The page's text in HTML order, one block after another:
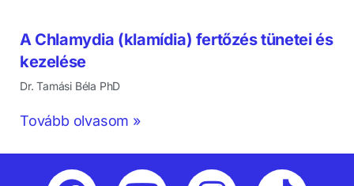
A Chlamydia (klamídia) fertőzés tünetei és
kezelése
Dr. Tamási Béla PhD
Tovább olvasom »